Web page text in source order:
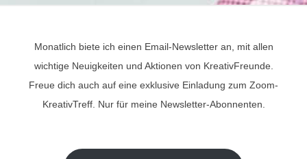
Monatlich biete ich einen Email-Newsletter an, mit allen
wichtige Neuigkeiten und Aktionen von KreativFreunde.
Freue dich auch auf eine exklusive Einladung zum Zoom-
KreativTreff. Nur für meine Newsletter-Abonnenten.